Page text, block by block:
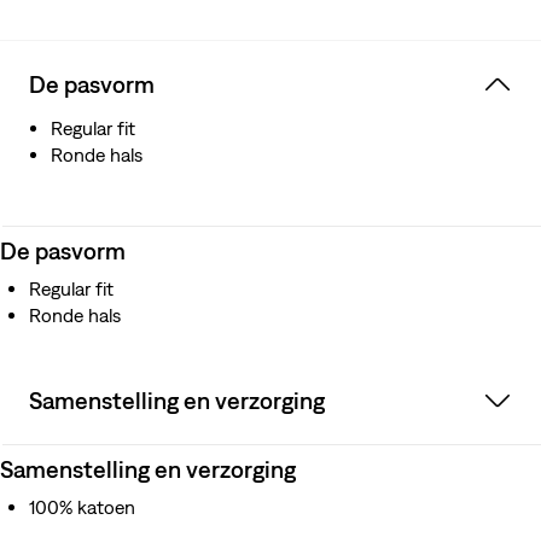
De pasvorm
Regular fit
Ronde hals
De pasvorm
Regular fit
Ronde hals
Samenstelling en verzorging
Samenstelling en verzorging
100% katoen